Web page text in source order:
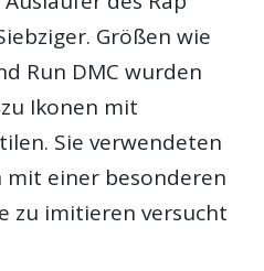
Größen wie
Run DMC wurden
Ikonen mit
Sie verwendeten
einer besonderen
zu imitieren versucht